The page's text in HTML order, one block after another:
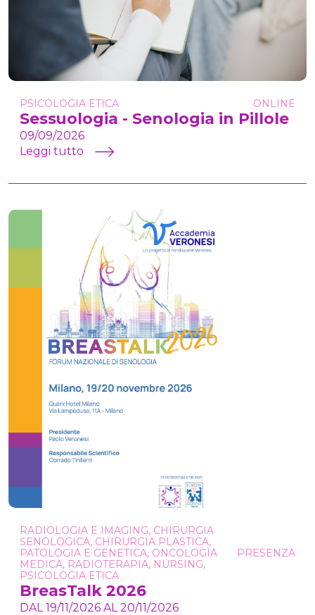
PSICOLOGIA ETICA ONLINE
Sessuologia - Senologia in Pillole
09/09/2026
Leggi tutto
RADIOLOGIA E IMAGING, CHIRURGIA
SENOLOGICA, CHIRURGIA PLASTICA,
PATOLOGIA E GENETICA, ONCOLOGIA
MEDICA, RADIOTERAPIA, NURSING,
PSICOLOGIA ETICA
PRESENZA
BreasTalk 2026
DAL 19/11/2026 AL 20/11/2026